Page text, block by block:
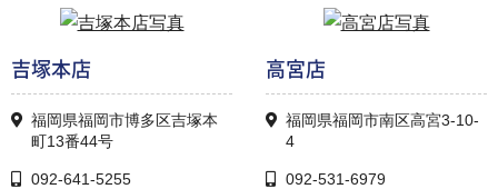
吉塚本店
福岡県福岡市博多区吉塚本
町13番44号
092-641-5255
高宮店
福岡県福岡市南区高宮3-10-
4
092-531-6979